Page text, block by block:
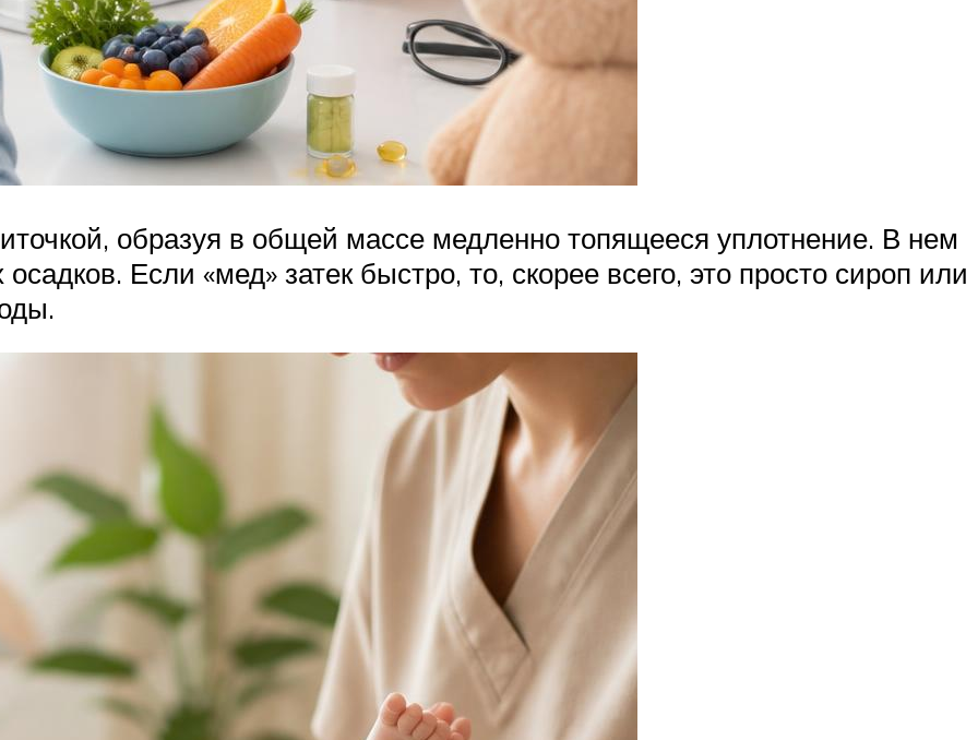
образуя в общей массе медленно топящееся уплотнение. В нем
Если «мед» затек быстро, то, скорее всего, это просто сироп или